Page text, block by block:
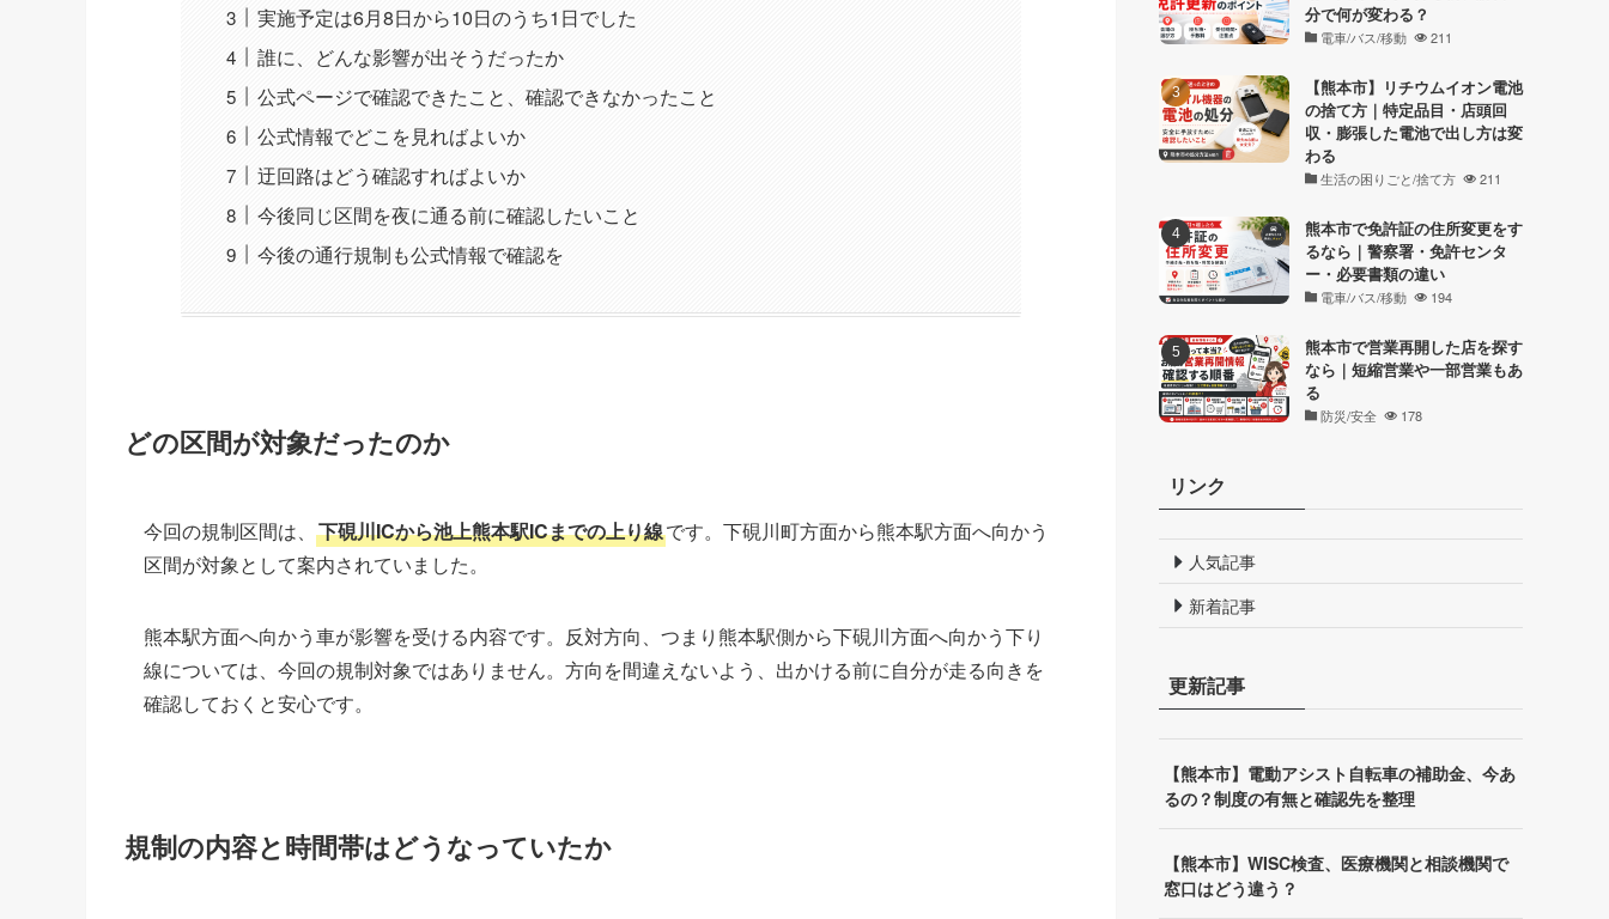
実施予定は6月8日から10日のうち1日でした
誰に、どんな影響が出そうだったか
公式ページで確認できたこと、確認できなかったこと
公式情報でどこを見ればよいか
迂回路はどう確認すればよいか
今後同じ区間を夜に通る前に確認したいこと
今後の通行規制も公式情報で確認を
どの区間が対象だったのか
今回の規制区間は、 下硯川ICから池上熊本駅ICまでの上り線です。下硯川町方面から熊本駅方面へ向かう
区間が対象として案内されていました。
熊本駅方面へ向かう車が影響を受ける内容です。反対方向、つまり熊本駅側から下硯川方面へ向かう下り
線については、今回の規制対象ではありません。方向を間違えないよう、出かける前に自分が走る向きを
確認しておくと安心です。
規制の内容と時間帯はどうなっていたか
分で何が変わる？
電車/バス/移動 211
【熊本市】リチウムイオン電池
の捨て方｜特定品目・店頭回
収・膨張した電池で出し方は変
わる
生活の困りごと/捨て方 211
熊本市で免許証の住所変更をす
るなら｜警察署・免許センタ
ー・必要書類の違い
電車/バス/移動 194
熊本市で営業再開した店を探す
なら｜短縮営業や一部営業もあ
る
防災/安全 178
リンク
人気記事
新着記事
更新記事
【熊本市】電動アシスト自転車の補助金、今あ
るの？制度の有無と確認先を整理
【熊本市】WISC検査、医療機関と相談機関で
窓口はどう違う？